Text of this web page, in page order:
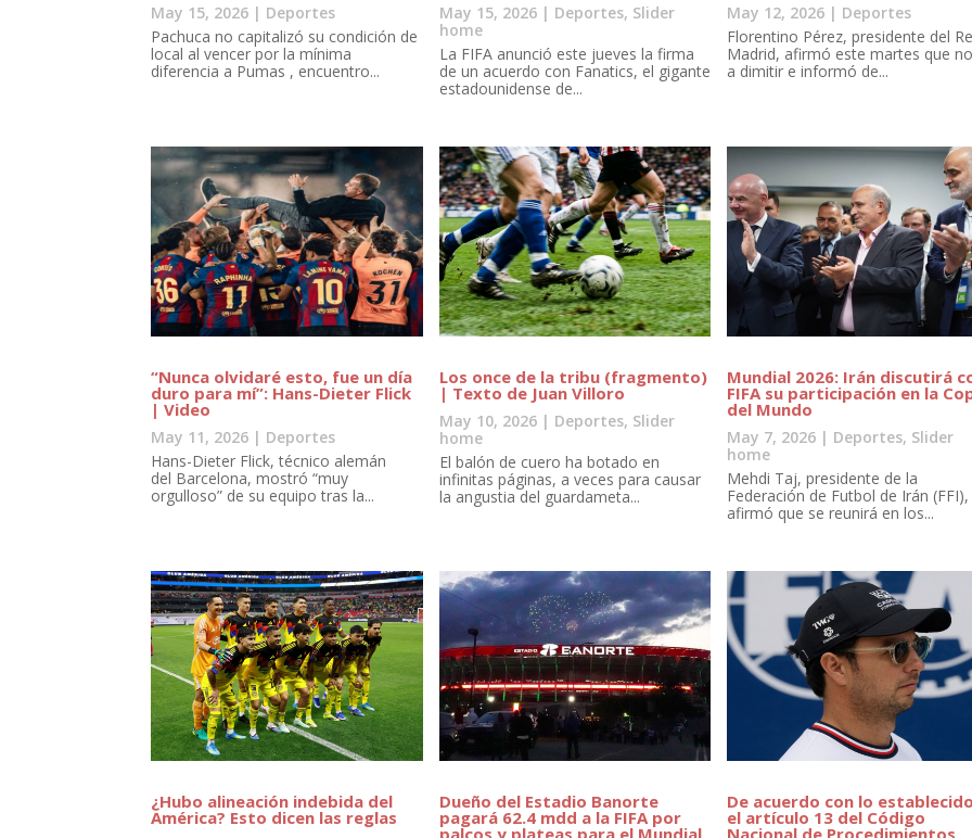
May 15, 2026 | Deportes
Pachuca no capitalizó su condición de
local al vencer por la mínima
diferencia a Pumas , encuentro...
May 15, 2026| Deportes, Slider
home
La FIFA anunció este jueves la firma
de un acuerdo con Fanatics, el gigante
estadounidense de...
May 12, 2026 | Deportes
Florentino Pérez, presidente del
Madrid, afirmó este martes que
a dimitir e informó de...
“Nunca olvidaré esto, fue un día
duro para mí”: Hans-Dieter Flick
| Video
May 11, 2026 | Deportes
Hans-Dieter Flick, técnico alemán
del Barcelona, mostró “muy
orgulloso” de su equipo tras la...
Los once de la tribu (fragmento)
| Texto de Juan Villoro
May 10, 2026| Deportes, Slider
home
El balón de cuero ha botado en
infinitas páginas, a veces para causar
la angustia del guardameta...
Mundial 2026: Irán discutirá
FIFA su participación en la
del Mundo
May 7, 2026 | Deportes, Slider
home
Mehdi Taj, presidente de la
Federación de Futbol de Irán
afirmó que se reunirá en los...
¿Hubo alineación indebida del
América? Esto dicen las reglas
Dueño del Estadio Banorte
pagará 62.4 mdd a la FIFA por
De acuerdo con lo
el artículo 13 del Código